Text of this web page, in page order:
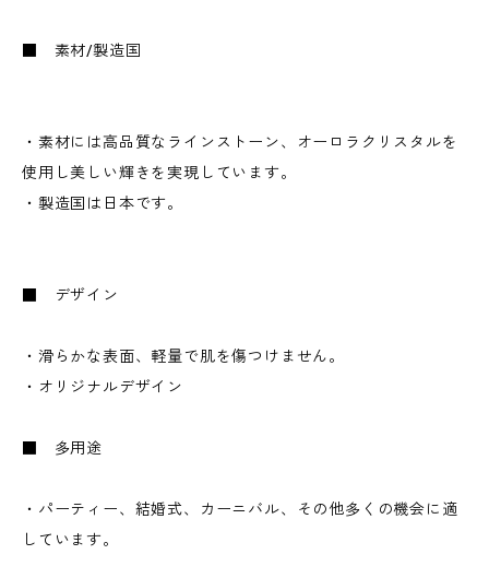
■ 素材/製造国
・素材には高品質なラインストーン、オーロラクリスタルを
使用し美しい輝きを実現しています。
・製造国は日本です。
■ デザイン
・滑らかな表面、軽量で肌を傷つけません。
・オリジナルデザイン
■ 多用途
・パーティー、結婚式、カーニバル、その他多くの機会に適
しています。